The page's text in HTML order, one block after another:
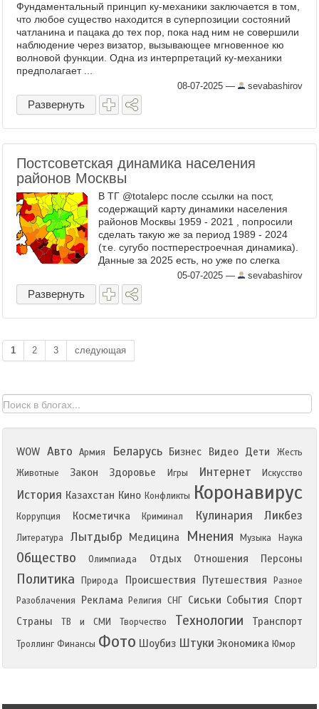
Фундаментальный принцип ку-механики заключается в том,
что любое существо находится в суперпозиции состояний
чатланина и пацака до тех пор, пока над ним не совершили
наблюдение через визатор, вызывающее мгновенное кю
волновой функции. Одна из интерпретаций ку-механики
предполагает ...
08-07-2025 — sevabashirov
Развернуть
Постсоветская динамика населения
районов Москвы
В ТГ @totalepc после ссылки на пост,
содержащий карту динамики населения
районов Москвы 1959 - 2021 , попросили
сделать такую же за период 1989 - 2024
(т.е. сугубо постперестроечная динамика).
Данные за 2025 есть, но уже по слегка
изменившимся границам ряда районов
вокруг Новой Москвы, ...
05-07-2025 — sevabashirov
Развернуть
1 2 3 следующая
WOW Авто Армия Беларусь Бизнес Видео Дети
Жесть
Животные
Закон Здоровье Игры Интернет Искусство
История Казахстан Кино Конфликты Коронавирус
Коррупция Косметичка Криминал Кулинария Ликбез
Литература Лытдыбр Медицина Мнения Музыка Наука
Общество Олимпиада Отдых Отношения Персоны
Политика Природа Происшествия Путешествия
Разное
Разоблачения
Реклама Религия СНГ Сиськи События Спорт
Страны
ТВ и СМИ Творчество Технологии Транспорт
Троллинг Финансы Фото Шоубиз Штуки Экономика Юмор